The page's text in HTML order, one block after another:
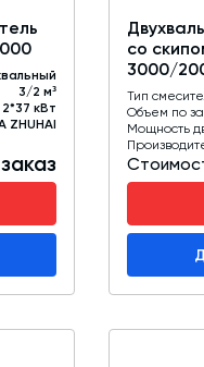
3/2 м³
2*37 кВт
ZHUHAI
со
3000/
Тип
Объем по
Мощность